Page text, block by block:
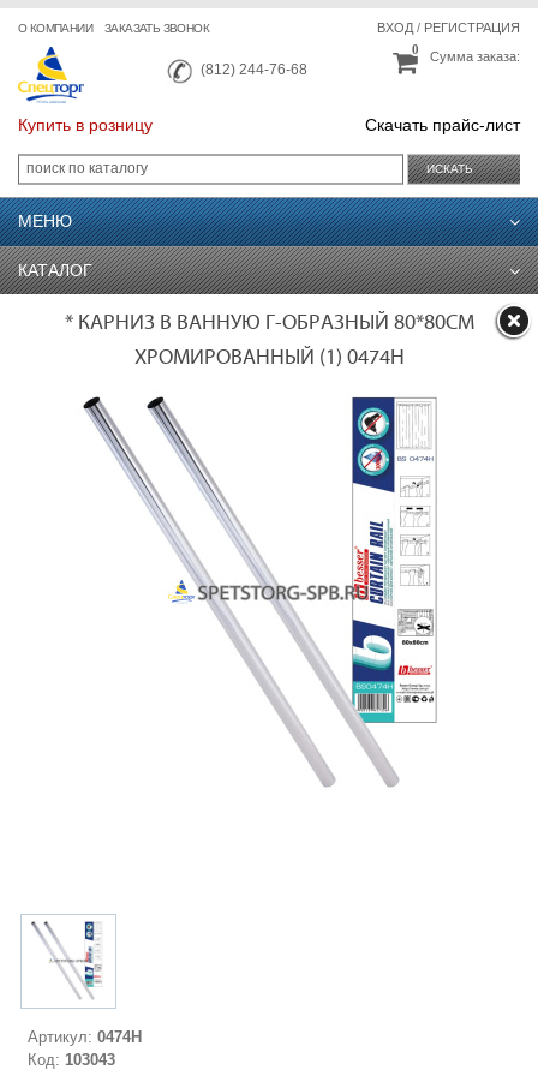
О КОМПАНИИ ЗАКАЗАТЬ ЗВОНОК
(812) 244-76-68
ВХОД/ РЕГИСТРАЦИЯ
Сумма заказа:
0
Купить в розницу Скачать прайс-лист
ИСКАТЬ
МЕНЮ
КАТАЛОГ
* КАРНИЗ В ВАННУЮ Г-ОБРАЗНЫЙ 80*80СМ
ХРОМИРОВАННЫЙ (1) 0474H
Артикул:0474H
Код:103043